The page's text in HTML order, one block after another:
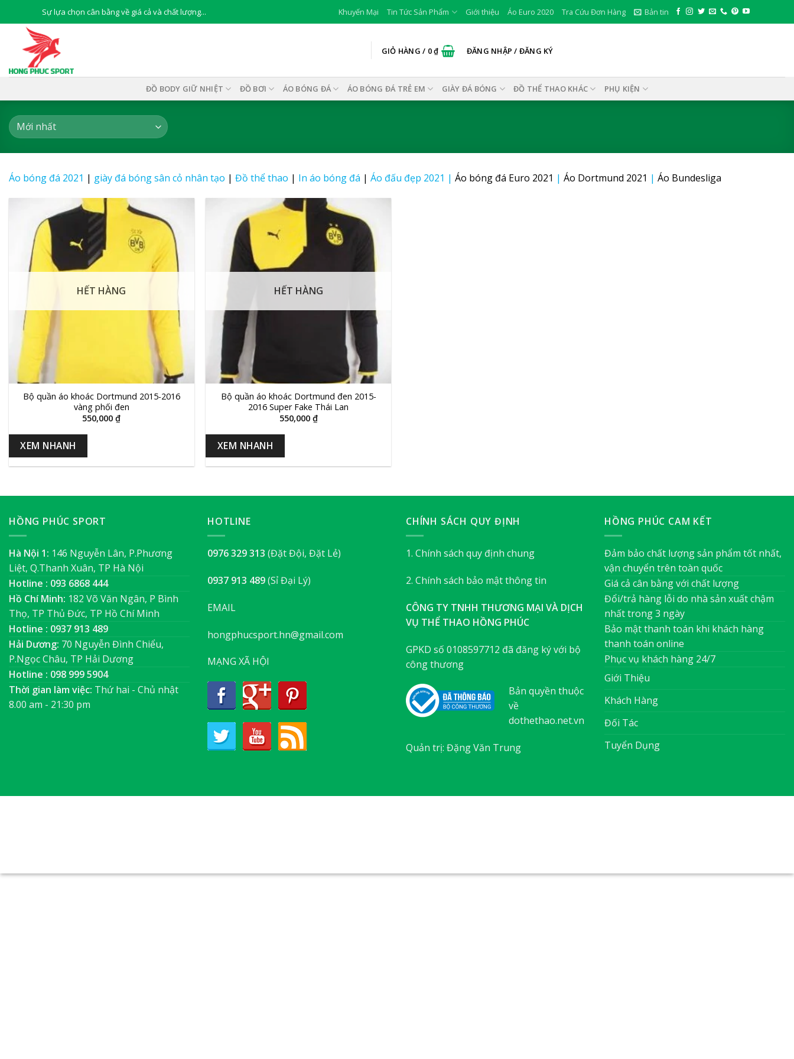
to
content
Sự lựa chọn cân bằng về giá cả và chất lượng... Khuyến Mại Tin Tức Sản Phẩm Giới thiệu Áo Euro 2020 Tra Cứu Đơn Hàng Bản tin
GIỎ HÀNG / 0₫ ĐĂNG NHẬP / ĐĂNG KÝ
ĐỒ BODY GIỮ NHIỆT ĐỒ BƠI ÁO BÓNG ĐÁ ÁO BÓNG ĐÁ TRẺ EM GIÀY ĐÁ BÓNG ĐỒ THỂ THAO KHÁC PHỤ KIỆN
Áo bóng đá 2021 | giày đá bóng sân cỏ nhân tạo | Đồ thể thao | In áo bóng đá | Áo đấu đẹp 2021 | Áo bóng đá Euro 2021 | Áo Dortmund 2021 | Áo Bundesliga
HẾT HÀNG
Bộ quần áo khoác Dortmund 2015-2016
vàng phối đen
550,000₫
XEM NHANH
+
HẾT HÀNG
Bộ quần áo khoác Dortmund đen 2015-
2016 Super Fake Thái Lan
550,000 ₫
XEM NHANH
HỒNG PHÚC SPORT
Hà Nội 1: 146 Nguyễn Lân, P.Phương
Liệt, Q.Thanh Xuân, TP Hà Nội
Hotline : 093 6868 444
Hồ Chí Minh: 182 Võ Văn Ngân, P Bình
Thọ, TP Thủ Đức, TP Hồ Chí Minh
Hotline : 0937 913 489
Hải Dương: 70 Nguyễn Đình Chiểu,
P.Ngọc Châu, TP Hải Dương
Hotline : 098 999 5904
Thời gian làm việc: Thứ hai - Chủ nhật
8.00 am - 21:30 pm
HOTLINE
0976 329 313 (Đặt Đội, Đặt Lẻ)
0937 913 489(Sỉ Đại Lý)
EMAIL
hongphucsport.hn@gmail.com
MẠNG XÃ HỘI
CHÍNH SÁCH QUY ĐỊNH
1. Chính sách quy định chung
2. Chính sách bảo mật thông tin
CÔNG TY TNHH THƯƠNG MẠI VÀ DỊCH
VỤ THỂ THAO HỒNG PHÚC
GPKD số 0108597712 đã đăng ký với bộ
công thương
Bản quyền thuộc
về
dothethao.net.vn
Quản trị: Đặng Văn Trung
HỒNG PHÚC CAM KẾT
Đảm bảo chất lượng sản phẩm tốt nhất,
vận chuyển trên toàn quốc
Giá cả cân bằng với chất lượng
Đổi/trả hàng lỗi do nhà sản xuất chậm
nhất trong 3 ngày
Bảo mật thanh toán khi khách hàng
thanh toán online
Phục vụ khách hàng 24/7
Giới Thiệu
Khách Hàng
Đối Tác
Tuyển Dụng